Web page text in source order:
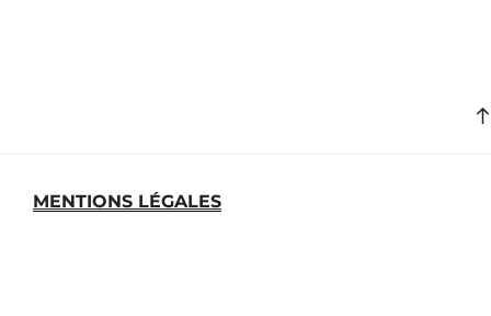
MENTIONS LÉGALES